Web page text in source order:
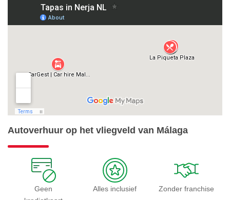
Autoverhuur op het vliegveld van Málaga
Geen
Alles inclusief Zonder franchise